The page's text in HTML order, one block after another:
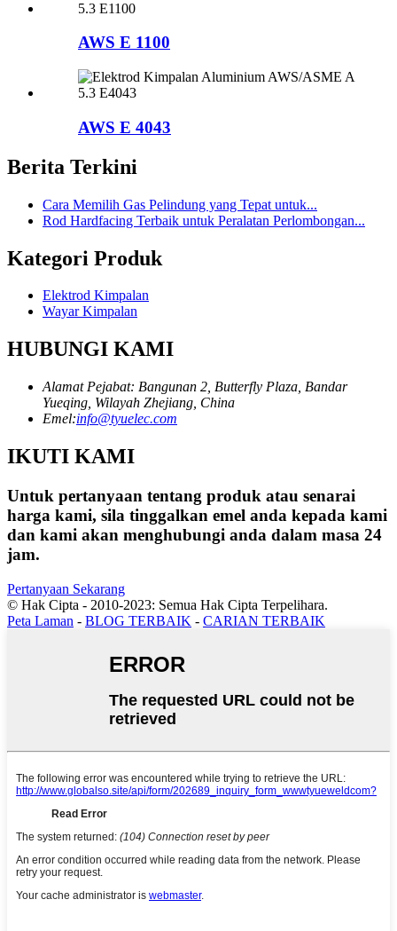
AWS E 1100
AWS E 4043
Berita Terkini
Cara Memilih Gas Pelindung yang Tepat untuk...
Rod Hardfacing Terbaik untuk Peralatan Perlombongan...
Kategori Produk
Elektrod Kimpalan
Wayar Kimpalan
HUBUNGI KAMI
Alamat Pejabat: Bangunan 2, Butterfly Plaza, Bandar
Yueqing, Wilayah Zhejiang, China
Emel:info@tyuelec.com
IKUTI KAMI
Untuk pertanyaan tentang produk atau senarai
harga kami, sila tinggalkan emel anda kepada kami
dan kami akan menghubungi anda dalam masa 24
jam.
Pertanyaan Sekarang
© Hak Cipta - 2010-2023: Semua Hak Cipta Terpelihara.
Peta Laman - BLOG TERBAIK - CARIAN TERBAIK